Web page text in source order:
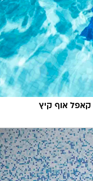
קאפל אוף קיץ